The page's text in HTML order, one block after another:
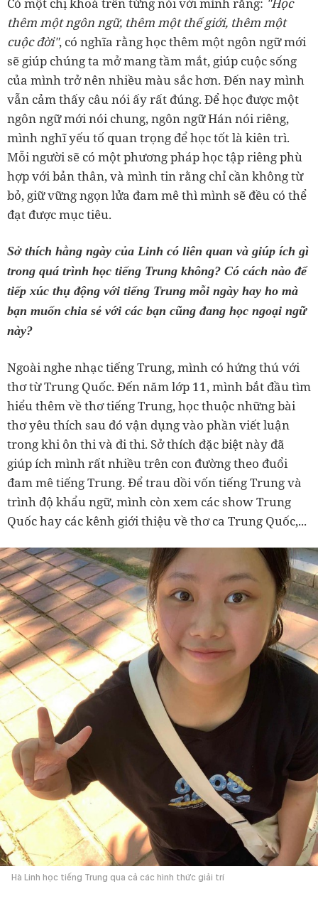
thêm một ngôn ngữ, thêm một thế giới, thêm một
cuộc đời", có nghĩa rằng học thêm một ngôn ngữ mới
sẽ giúp chúng ta mở mang tầm mắt, giúp cuộc sống
của mình trở nên nhiều màu sắc hơn. Đến nay mình
vẫn cảm thấy câu nói ấy rất đúng. Để học được một
ngôn ngữ mới nói chung, ngôn ngữ Hán nói riêng,
mình nghĩ yếu tố quan trọng để học tốt là kiên trì.
Mỗi người sẽ có một phương pháp học tập riêng phù
hợp với bản thân, và mình tin rằng chỉ cần không từ
bỏ, giữ vững ngọn lửa đam mê thì mình sẽ đều có thể
đạt được mục tiêu.
Sở thích hằng ngày của Linh có liên quan và giúp ích gì
trong quá trình học tiếng Trung không? Có cách nào để
tiếp xúc thụ động với tiếng Trung mỗi ngày hay ho mà
bạn muốn chia sẻ với các bạn cũng đang học ngoại ngữ
này?
Ngoài nghe nhạc tiếng Trung, mình có hứng thú với
thơ từ Trung Quốc. Đến năm lớp 11, mình bắt đầu tìm
hiểu thêm về thơ tiếng Trung, học thuộc những bài
thơ yêu thích sau đó vận dụng vào phần viết luận
trong khi ôn thi và đi thi. Sở thích đặc biệt này đã
giúp ích mình rất nhiều trên con đường theo đuổi
đam mê tiếng Trung. Để trau dồi vốn tiếng Trung và
trình độ khẩu ngữ, mình còn xem các show Trung
Quốc hay các kênh giới thiệu về thơ ca Trung Quốc,...
Hà Linh học tiếng Trung qua cả các hình thức giải trí